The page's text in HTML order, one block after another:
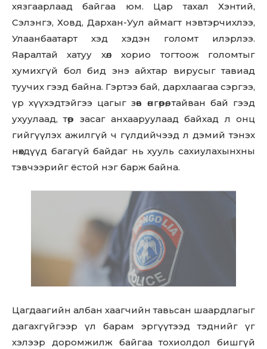
хязгаарлаад байгаа юм. Цар тахал Хэнтий,
Сэлэнгэ, Ховд, Дархан-Уул аймагт нэвтэрчихлээ,
Улаанбаатарт хэд хэдэн голомт илэрлээ.
Яаралтай хатуу хөл хорио тогтоож голомтыг
хумихгүй бол бид энэ айхтар вирусыг тавиад
туучих гээд байна. Гэртээ бай, дархлаагаа сэргээ,
үр хүүхэдтэйгээ цагыг зөв өнгөрөө, тайван бай гээд
ухуулаад, төр засаг анхааруулаад байхад л онц
гийгүүлэх ажилгүй ч гүлдийчээд л дэмий тэнэх
нөхдүүд багагүй байдаг нь хууль сахиулахынхны
тэвчээрийг ёстой нэг барж байна.
Цагдаагийн албан хаагчийн тавьсан шаардлагыг
дагахгүйгээр үл барам эргүүтээд тэднийг үг
хэлээр доромжилж байгаа тохиолдол бишгүй